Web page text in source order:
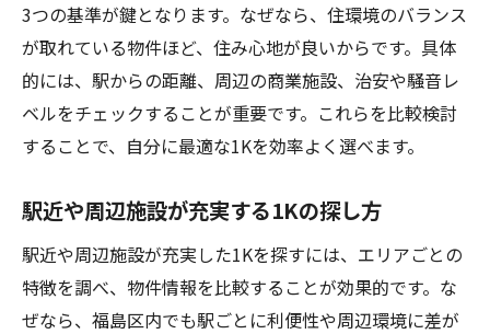
3つの基準が鍵となります。なぜなら、住環境のバランス
が取れている物件ほど、住み心地が良いからです。具体
的には、駅からの距離、周辺の商業施設、治安や騒音レ
ベルをチェックすることが重要です。これらを比較検討
することで、自分に最適な1Kを効率よく選べます。
駅近や周辺施設が充実する1Kの探し方
駅近や周辺施設が充実した1Kを探すには、エリアごとの
特徴を調べ、物件情報を比較することが効果的です。な
ぜなら、福島区内でも駅ごとに利便性や周辺環境に差が